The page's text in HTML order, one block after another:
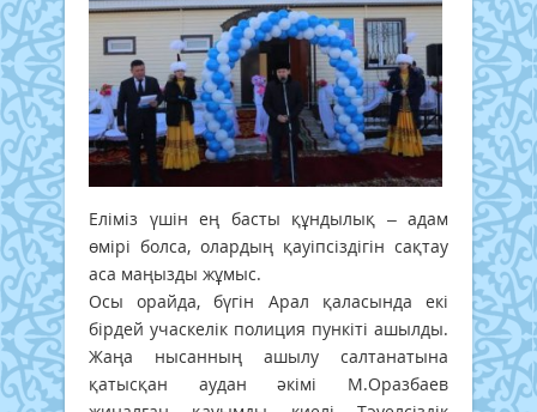
Еліміз үшін ең басты құндылық – адам
өмірі болса, олардың қауіпсіздігін сақтау
аса маңызды жұмыс.
Осы орайда, бүгін Арал қаласында екі
бірдей учаскелік полиция пункіті ашылды.
Жаңа нысанның ашылу салтанатына
қатысқан аудан әкімі М.Оразбаев